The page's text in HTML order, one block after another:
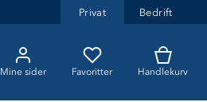
Privat Bedrift
Mine sider Favoritter Handlekurv